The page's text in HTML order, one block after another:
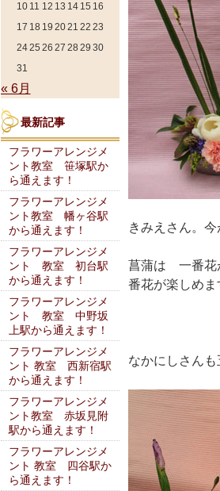
きみえさん。今
菖蒲は 一番花
番花が楽しめま
なかにしさんも
10 11 12 13 14 15 16
17 18 19 2021 22 23
2425 26 27 28 29 30
31
« 6月
最新記事
フラワーアレンジメ
ント教室 笹塚駅か
ら通えます！
フラワーアレンジメ
ント教室 幡ヶ谷駅
から通えます！
フラワーアレンジメ
ント 教室 初台駅
から通えます！
フラワーアレンジメ
ント 教室 中野坂
上駅から通えます！
フラワーアレンジメ
ント 教室 西新宿駅
から通えます！
フラワーアレンジメ
ント教室 赤坂見附
駅から通えます！
フラワーアレンジメ
ント 教室 四谷駅か
ら通えます！